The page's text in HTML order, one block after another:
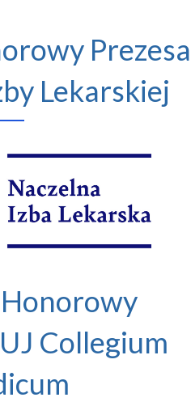
Prezesa
Lekarskiej
Collegium